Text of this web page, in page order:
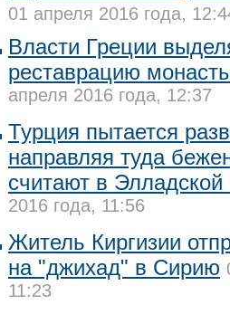
01 апреля 2016 года,
Власти Греции
реставрацию
апреля 2016 года, 12:37
Турция пытается
направляя туда
считают в Элладской
2016 года, 11:56
Житель Киргизии
на "джихад" в Сирию
11:23